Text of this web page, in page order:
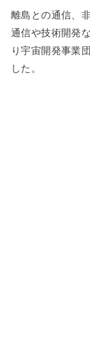
離島との通信、
通信や技術開発
り宇宙開発事業
した。